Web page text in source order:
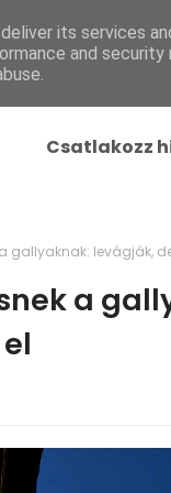
Helyi Hírek
Csatlakozz
gallyaknak: levágják,
a
its services
and